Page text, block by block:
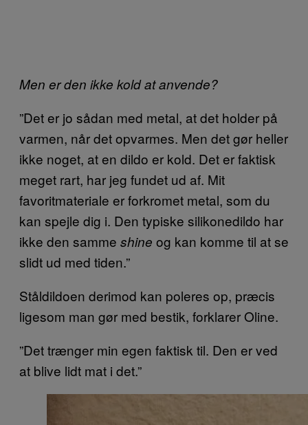
Men er den ikke kold at anvende?
”Det er jo sådan med metal, at det holder på
varmen, når det opvarmes. Men det gør heller
ikke noget, at en dildo er kold. Det er faktisk
meget rart, har jeg fundet ud af. Mit
favoritmateriale er forkromet metal, som du
kan spejle dig i. Den typiske silikonedildo har
ikke den samme shine og kan komme til at se
slidt ud med tiden.”
Ståldildoen derimod kan poleres op, præcis
ligesom man gør med bestik, forklarer Oline.
”Det trænger min egen faktisk til. Den er ved
at blive lidt mat i det.”